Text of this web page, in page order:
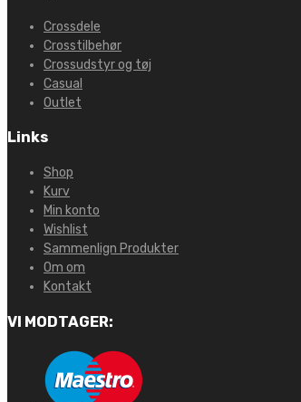
Crossdele
Crosstilbehør
Crossudstyr og tøj
Casual
Outlet
Links
Shop
Kurv
Min konto
Wishlist
Sammenlign Produkter
Om om
Kontakt
VI MODTAGER: